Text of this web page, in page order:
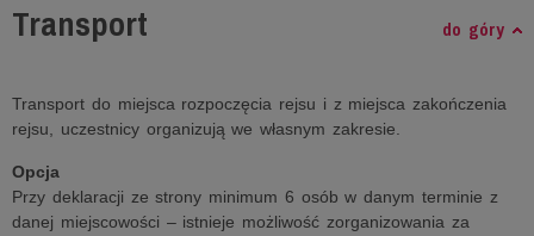
Transport do góry
Transport do miejsca rozpoczęcia rejsu i z miejsca zakończenia
rejsu, uczestnicy organizują we własnym zakresie.
Opcja
Przy deklaracji ze strony minimum 6 osób w danym terminie z
danej miejscowości – istnieje możliwość zorganizowania za